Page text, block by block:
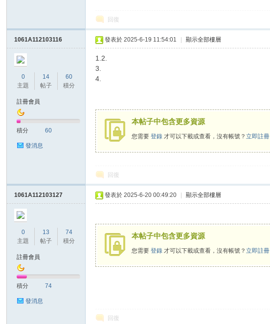
回復
1061A112103116
0
主題
14
帖子
60
積分
註冊會員
積分 60
發消息
發表於 2025-6-19 11:54:01 顯示全部樓層
1.2.
3.
4.
本帖子中包含更多資源
您需要登錄 才可以下載或查看，沒有帳號？立即註冊
回復
1061A112103127
0
主題
13
帖子
74
積分
註冊會員
積分 74
發消息
發表於 2025-6-20 00:49:20 顯示全部樓層
本帖子中包含更多資源
您需要登錄 才可以下載或查看，沒有帳號？立即註冊
回復